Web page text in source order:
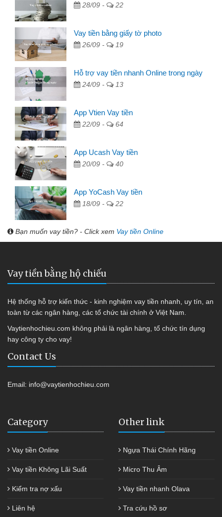
28/09 - 22
Vay tiền bằng giấy tờ photo
26/09 - 19
Hỗ trợ vay tiền nhanh Online trong ngày
24/09 - 13
App Vtien Vay tiền
22/09 - 64
App Ucash Vay tiền
20/09 - 40
App YoCash Vay tiền
18/09 - 22
Bạn muốn vay tiền? - Click xem Vay tiền Online
Vay tiền bằng hộ chiếu
Hệ thống hỗ trợ kiến thức - kinh nghiệm vay tiền nhanh, uy tín, an
toàn từ các ngân hàng, các tổ chức tài chính ở Việt Nam.
Vaytienhochieu.com không phải là ngân hàng, tổ chức tín dụng
hay công ty cho vay!
Contact Us
Email: info@vaytienhochieu.com
Category
Vay tiền Online
Vay tiền Không Lãi Suất
Kiểm tra nợ xấu
Liên hệ
Other link
Ngựa Thái Chính Hãng
Micro Thu Âm
Vay tiền nhanh Olava
Tra cứu hồ sơ